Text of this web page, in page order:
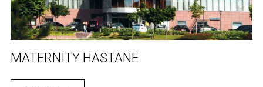
MATERNITY HASTANE